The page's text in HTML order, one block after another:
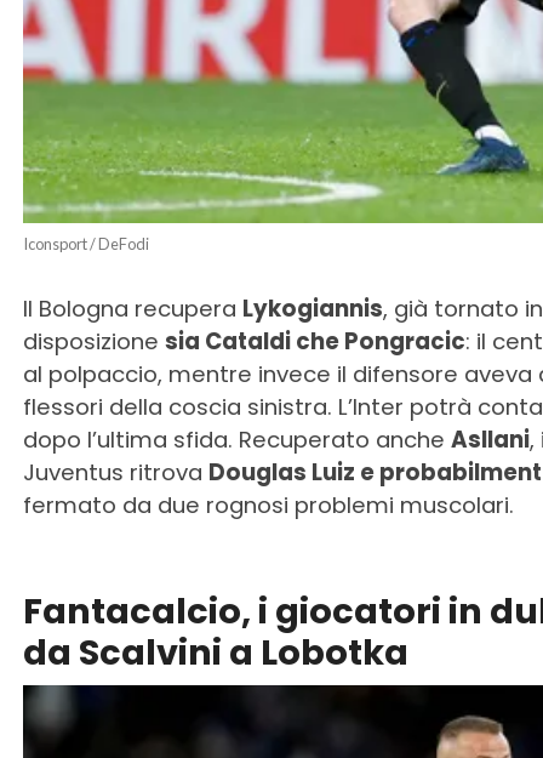
Iconsport / DeFodi
Il Bologna recupera Lykogiannis, già tornato
disposizione sia Cataldi che Pongracic: il
al polpaccio, mentre invece il difensore
flessori della coscia sinistra. L’Inter potrà
dopo l’ultima sfida. Recuperato anche Asllani,
Juventus ritrova Douglas Luiz e
fermato da due rognosi problemi muscolari.
Fantacalcio, i giocatori in
da Scalvini a Lobotka